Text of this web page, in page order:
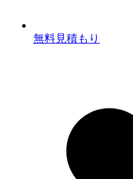
無料見積もり